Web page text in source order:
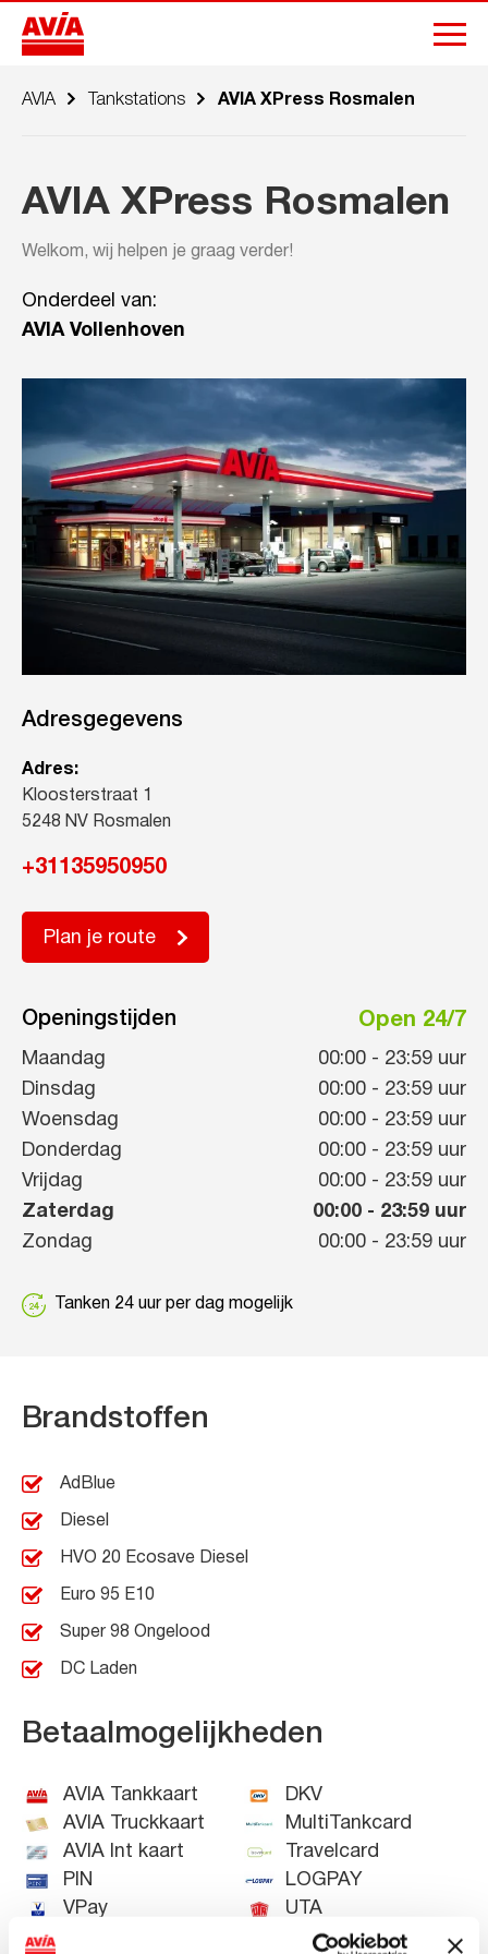
AVIA Tankstations AVIA XPress Rosmalen
AVIA XPress Rosmalen
Welkom, wij helpen je graag verder!
Onderdeel van:
AVIA Vollenhoven
Adresgegevens
Adres:
Kloosterstraat 1
5248 NV Rosmalen
+31135950950
Plan je route
Openingstijden Open 24/7
Maandag 00:00 - 23:59 uur
Dinsdag
00:00 - 23:59 uur
Woensdag
00:00 - 23:59 uur
Donderdag
00:00 - 23:59 uur
Vrijdag
00:00 - 23:59 uur
Zaterdag
00:00 - 23:59 uur
Zondag
00:00 - 23:59 uur
Tanken 24 uur per dag mogelijk
Brandstoffen
AdBlue
Diesel
HVO 20 Ecosave Diesel
Euro 95 E10
Super 98 Ongelood
DC Laden
Betaalmogelijkheden
AVIA Tankkaart
AVIA Truckkaart
AVIA Int kaart
PIN
VPay
DKV
MultiTankcard
Travelcard
LOGPAY
UTA
E100